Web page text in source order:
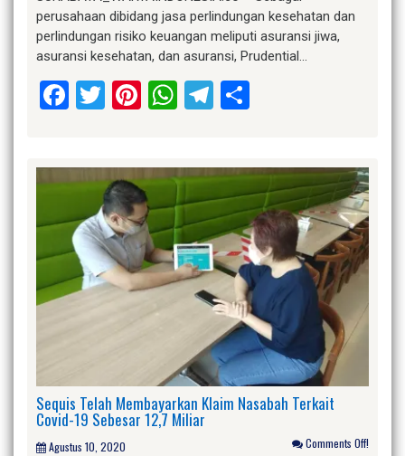
perusahaan dibidang jasa perlindungan kesehatan dan
perlindungan risiko keuangan meliputi asuransi jiwa,
asuransi kesehatan, dan asuransi, Prudential…
Facebook
Twitter
Pinterest
WhatsApp
Telegram
Sequis Telah Membayarkan Klaim Nasabah Terkait
Covid-19 Sebesar 12,7 Miliar
Agustus 10, 2020 Comments Off!